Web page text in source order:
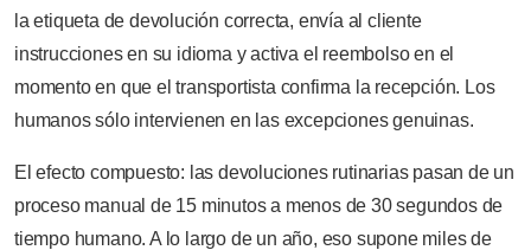
la etiqueta de devolución correcta, envía al cliente
instrucciones en su idioma y activa el reembolso en el
momento en que el transportista confirma la recepción. Los
humanos sólo intervienen en las excepciones genuinas.
El efecto compuesto: las devoluciones rutinarias pasan de un
proceso manual de 15 minutos a menos de 30 segundos de
tiempo humano. A lo largo de un año, eso supone miles de